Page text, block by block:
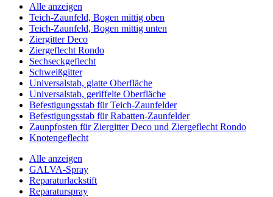
Alle anzeigen
Teich-Zaunfeld, Bogen mittig oben
Teich-Zaunfeld, Bogen mittig unten
Ziergitter Deco
Ziergeflecht Rondo
Sechseckgeflecht
Schweißgitter
Universalstab, glatte Oberfläche
Universalstab, geriffelte Oberfläche
Befestigungsstab für Teich-Zaunfelder
Befestigungsstab für Rabatten-Zaunfelder
Zaunpfosten für Ziergitter Deco und Ziergeflecht Rondo
Knotengeflecht
Alle anzeigen
GALVA-Spray
Reparaturlackstift
Reparaturspray